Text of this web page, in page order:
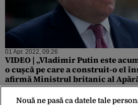
01 Apr. 2022, 09:26
VIDEO | „Vladimir Putin este
o cușcă pe care a construit-o el
afirmă Ministrul britanic al
Nouă ne pasă ca datele tale